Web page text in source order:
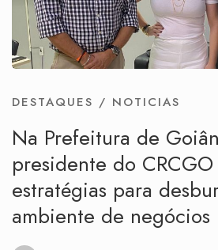
DESTAQUES / NOTICIAS
Na Prefeitura de
presidente do
estratégias para
ambiente de negócios